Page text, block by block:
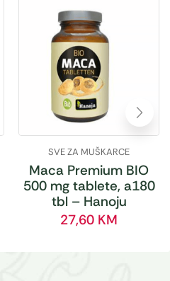
SVE ZA MUŠKARCE
Maca Premium BIO
500 mg tablete, a180
tbl – Hanoju
27,60 KM